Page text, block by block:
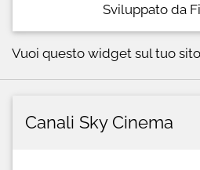
Sviluppato da
Vuoi questo widget sul tuo
Canali Sky Cinema